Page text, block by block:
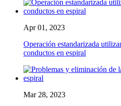
Apr 01, 2023
Operación estandarizada
conductos en espiral
Mar 28, 2023